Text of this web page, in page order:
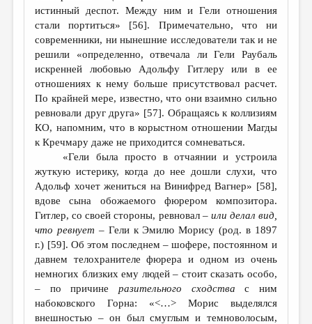
истинный деспот. Между ним и Гели отношения
стали портиться» [56]. Примечательно, что ни
современники, ни нынешние исследователи так и не
решили «определенно, отвечала ли Гели Раубаль
искренней любовью Адольфу Гитлеру или в ее
отношениях к нему больше присутствовал расчет.
По крайней мере, известно, что они взаимно сильно
ревновали друг друга» [57]. Обращаясь к коллизиям
КО, напомним, что в корыстном отношении Магды
к Кречмару даже не приходится сомневаться.
«Гели была просто в отчаянии и устроила
жуткую истерику, когда до нее дошли слухи, что
Адольф хочет жениться на Винифред Вагнер» [58],
вдове сына обожаемого фюрером композитора.
Гитлер, со своей стороны, ревновал – или делал вид,
что ревнует – Гели к Эмилю Морису (род. в 1897
г.) [59]. Об этом последнем – шофере, постоянном и
давнем телохранителе фюрера и одном из очень
немногих близких ему людей – стоит сказать особо,
– по причине разительного сходства с ним
набоковского Горна: «<…> Морис выделялся
внешностью – он был смуглым и темноволосым,